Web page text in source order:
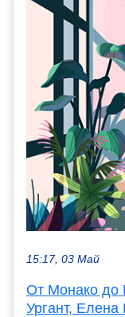
15:17, 03 Май
От Монако до
Ургант,